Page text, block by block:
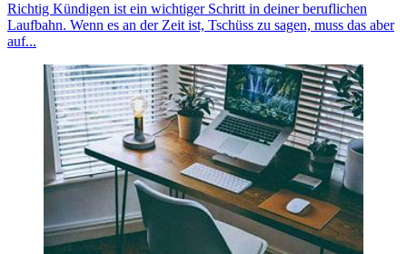
Richtig Kündigen ist ein wichtiger Schritt in deiner beruflichen
Laufbahn. Wenn es an der Zeit ist, Tschüss zu sagen, muss das aber
auf...